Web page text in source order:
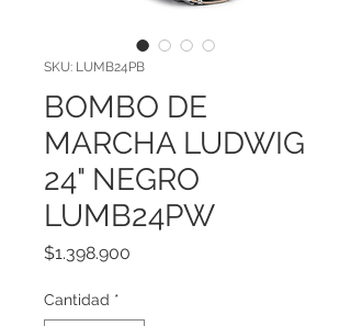
SKU: LUMB24PB
BOMBO DE
MARCHA LUDWIG
24" NEGRO
LUMB24PW
$1.398.900
Cantidad *